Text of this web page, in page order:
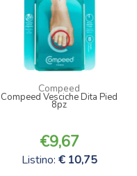
Compeed
Compeed Vesciche Dita Pied
8pz
9,67
Listino: 10,75